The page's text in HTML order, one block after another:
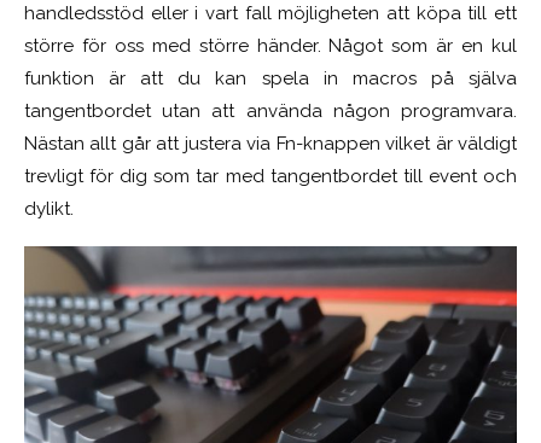
handledsstöd eller i vart fall möjligheten att köpa till ett
större för oss med större händer. Något som är en kul
funktion är att du kan spela in macros på själva
tangentbordet utan att använda någon programvara.
Nästan allt går att justera via Fn-knappen vilket är väldigt
trevligt för dig som tar med tangentbordet till event och
dylikt.